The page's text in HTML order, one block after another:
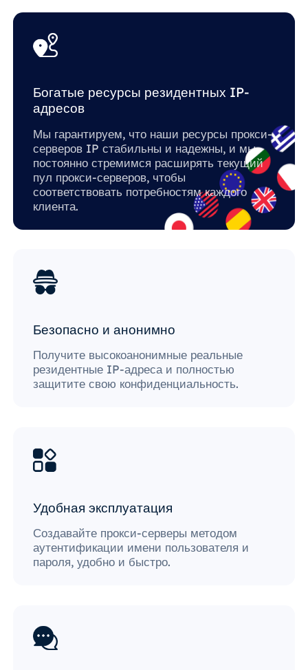
Богатые ресурсы резидентных IP-
адресов
Мы гарантируем, что наши ресурсы прокси-
серверов IP стабильны и надежны, и мы
постоянно стремимся расширять текущий
пул прокси-серверов, чтобы
соответствовать потребностям каждого
клиента.
Безопасно и анонимно
Получите высокоанонимные реальные
резидентные IP-адреса и полностью
защитите свою конфиденциальность.
Удобная эксплуатация
Создавайте прокси-серверы методом
аутентификации имени пользователя и
пароля, удобно и быстро.